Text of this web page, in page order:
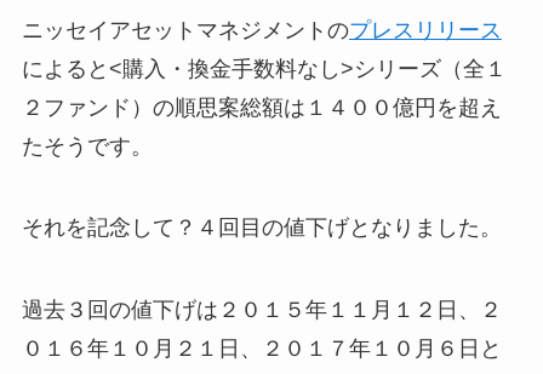
ニッセイアセットマネジメントのプレスリリース
によると<購入・換金手数料なし>シリーズ（全１
２ファンド）の順思案総額は１４００億円を超え
たそうです。
それを記念して？４回目の値下げとなりました。
過去３回の値下げは２０１５年１１月１２日、２
０１６年１０月２１日、２０１７年１０月６日と